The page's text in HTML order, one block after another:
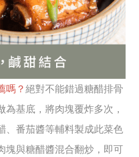
嗎？絕對不能錯過糖醋排骨
基底，將肉塊覆炸多次，
、番茄醬等輔料製成此菜色
塊與糖醋醬混合翻炒，即可